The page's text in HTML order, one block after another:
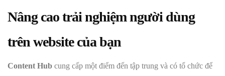
Nâng cao trải nghiệm người dùng
trên website của bạn
Content Hub cung cấp một điểm đến tập trung và có tổ chức để